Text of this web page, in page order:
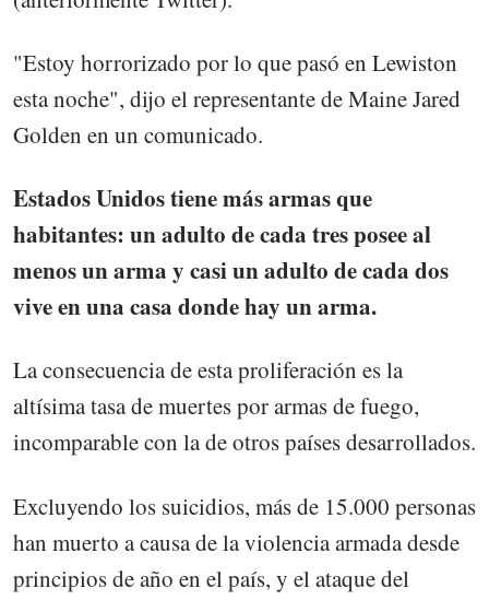
"Estoy horrorizado por lo que pasó en Lewiston
esta noche", dijo el representante de Maine Jared
Golden en un comunicado.
Estados Unidos tiene más armas que
habitantes: un adulto de cada tres posee al
menos un arma y casi un adulto de cada dos
vive en una casa donde hay un arma.
La consecuencia de esta proliferación es la
altísima tasa de muertes por armas de fuego,
incomparable con la de otros países desarrollados.
Excluyendo los suicidios, más de 15.000 personas
han muerto a causa de la violencia armada desde
principios de año en el país, y el ataque del